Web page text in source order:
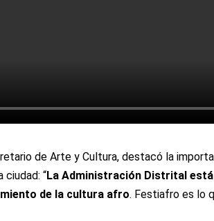
de Arte y Cultura, destacó la
“La Administración Distrital
de la cultura afro. Festiafro es lo